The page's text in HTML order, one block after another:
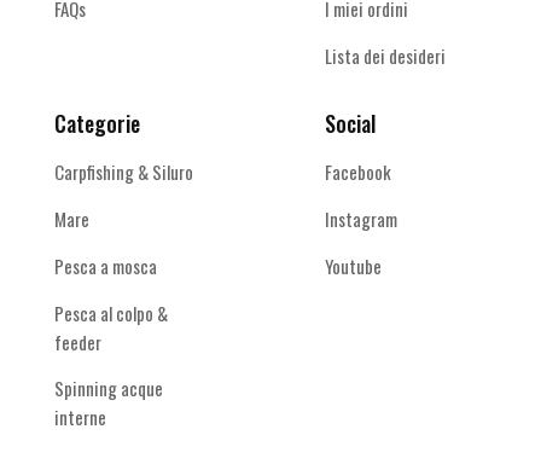
FAQs
I miei ordini
Lista dei desideri
Categorie
Carpfishing & Siluro
Mare
Pesca a mosca
Pesca al colpo &
feeder
Spinning acque
interne
Social
Facebook
Instagram
Youtube